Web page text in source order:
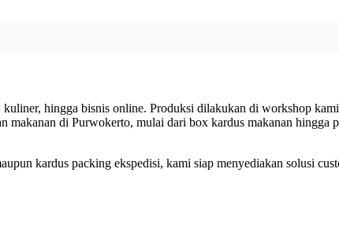
hingga bisnis online. Produksi dilakukan di workshop
makanan di Purwokerto, mulai dari box kardus makanan
kardus packing ekspedisi, kami siap menyediakan solusi